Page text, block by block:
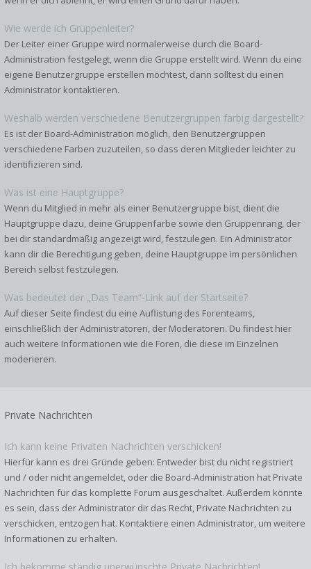
Wie werde ich Gruppenleiter?
Der Leiter einer Gruppe wird normalerweise durch die Board-
Administration festgelegt, wenn die Gruppe erstellt wird. Wenn du eine
eigene Benutzergruppe erstellen möchtest, dann solltest du einen
Administrator kontaktieren.
Weshalb werden verschiedene Benutzergruppen farbig dargestellt?
Es ist der Board-Administration möglich, den Benutzergruppen
verschiedene Farben zuzuteilen, so dass deren Mitglieder leichter zu
identifizieren sind.
Was ist eine Hauptgruppe?
Wenn du Mitglied in mehr als einer Benutzergruppe bist, dient die
Hauptgruppe dazu, deine Gruppenfarbe sowie den Gruppenrang, der
bei dir standardmäßig angezeigt wird, festzulegen. Ein Administrator
kann dir die Berechtigung geben, deine Hauptgruppe im persönlichen
Bereich selbst festzulegen.
Was bedeutet der „Das Team“-Link auf der Startseite?
Auf dieser Seite findest du eine Auflistung des Forenteams,
einschließlich der Administratoren, der Moderatoren. Du findest hier
auch weitere Informationen wie die Foren, die diese im Einzelnen
moderieren.
Private Nachrichten
Ich kann keine Privaten Nachrichten verschicken!
Hierfür kann es drei Gründe geben: Entweder bist du nicht registriert
und / oder nicht angemeldet, oder die Board-Administration hat Private
Nachrichten für das komplette Forum ausgeschaltet. Außerdem könnte
es sein, dass der Administrator dir das Recht, Private Nachrichten zu
verschicken, entzogen hat. Kontaktiere einen Administrator, um weitere
Informationen zu erhalten.